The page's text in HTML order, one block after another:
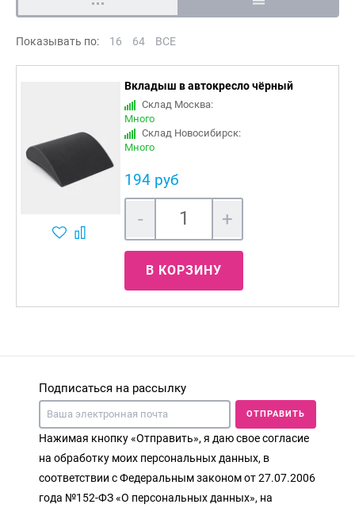
Показывать по: 16 64 ВСЕ
Вкладыш в автокресло чёрный
Склад Москва:
Много
Склад Новосибирск:
Много
194 руб
- +
В КОРЗИНУ
Подписаться на рассылку
ОТПРАВИТЬ
Нажимая кнопку «Отправить», я даю свое согласие
на обработку моих персональных данных, в
соответствии с Федеральным законом от 27.07.2006
года №152-ФЗ «О персональных данных», на